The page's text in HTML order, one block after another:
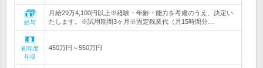
給与
月給29万4,100円以上※経験・年齢・能力を考慮のうえ、決定い
たします。※試用期間3ヶ月※固定残業代（月15時間分…
初年度
年収
450万円～550万円